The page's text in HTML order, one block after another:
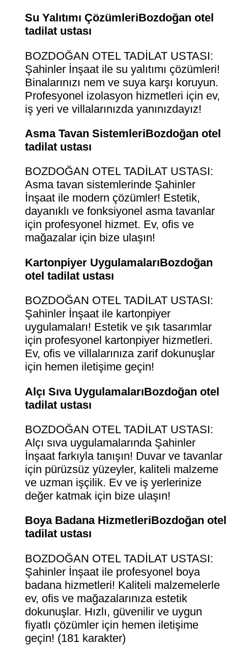
Su Yalıtımı ÇözümleriBozdoğan otel
tadilat ustası
BOZDOĞAN OTEL TADİLAT USTASI:
Şahinler İnşaat ile su yalıtımı çözümleri!
Binalarınızı nem ve suya karşı koruyun.
Profesyonel izolasyon hizmetleri için ev,
iş yeri ve villalarınızda yanınızdayız!
Asma Tavan SistemleriBozdoğan otel
tadilat ustası
BOZDOĞAN OTEL TADİLAT USTASI:
Asma tavan sistemlerinde Şahinler
İnşaat ile modern çözümler! Estetik,
dayanıklı ve fonksiyonel asma tavanlar
için profesyonel hizmet. Ev, ofis ve
mağazalar için bize ulaşın!
Kartonpiyer UygulamalarıBozdoğan
otel tadilat ustası
BOZDOĞAN OTEL TADİLAT USTASI:
Şahinler İnşaat ile kartonpiyer
uygulamaları! Estetik ve şık tasarımlar
için profesyonel kartonpiyer hizmetleri.
Ev, ofis ve villalarınıza zarif dokunuşlar
için hemen iletişime geçin!
Alçı Sıva UygulamalarıBozdoğan otel
tadilat ustası
BOZDOĞAN OTEL TADİLAT USTASI:
Alçı sıva uygulamalarında Şahinler
İnşaat farkıyla tanışın! Duvar ve tavanlar
için pürüzsüz yüzeyler, kaliteli malzeme
ve uzman işçilik. Ev ve iş yerlerinize
değer katmak için bize ulaşın!
Boya Badana HizmetleriBozdoğan otel
tadilat ustası
BOZDOĞAN OTEL TADİLAT USTASI:
Şahinler İnşaat ile profesyonel boya
badana hizmetleri! Kaliteli malzemelerle
ev, ofis ve mağazalarınıza estetik
dokunuşlar. Hızlı, güvenilir ve uygun
fiyatlı çözümler için hemen iletişime
geçin! (181 karakter)